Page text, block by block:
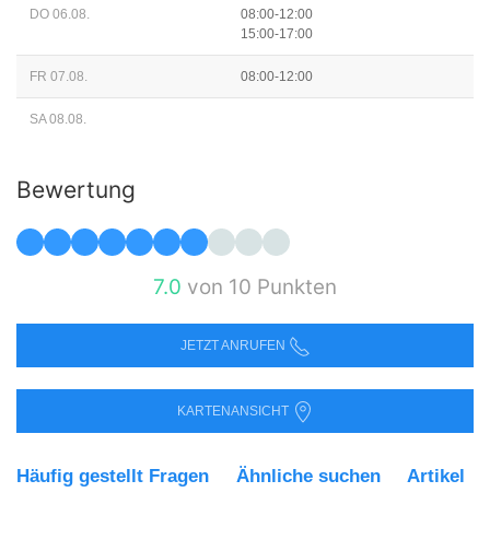
DO 06.08.
08:00-12:00
15:00-17:00
FR 07.08. 08:00-12:00
SA 08.08.
Bewertung
7.0 von 10 Punkten
JETZT ANRUFEN
KARTENANSICHT
Häufig gestellt Fragen Ähnliche suchen Artikel